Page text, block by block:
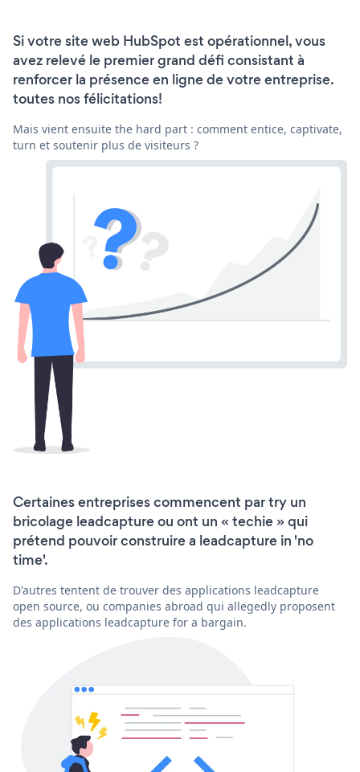
Si votre site web HubSpot est opérationnel, vous
avez relevé le premier grand défi consistant à
renforcer la présence en ligne de votre entreprise.
toutes nos félicitations!
Mais vient ensuite the hard part : comment entice, captivate,
turn et soutenir plus de visiteurs ?
Certaines entreprises commencent par try un
bricolage leadcapture ou ont un « techie » qui
prétend pouvoir construire a leadcapture in 'no
time'.
D'autres tentent de trouver des applications leadcapture
open source, ou companies abroad qui allegedly proposent
des applications leadcapture for a bargain.